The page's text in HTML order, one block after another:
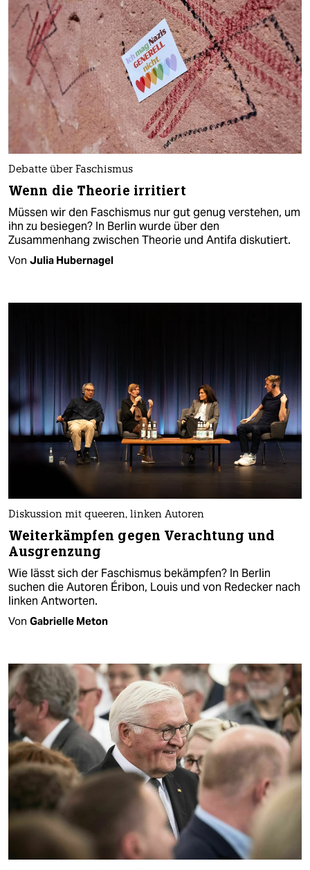
Debatte über Faschismus
Wenn die Theorie irritiert
Müssen wir den Faschismus nur gut genug verstehen, um
ihn zu besiegen? In Berlin wurde über den
Zusammenhang zwischen Theorie und Antifa diskutiert.
Von Julia Hubernagel
Diskussion mit queeren, linken Autoren
Weiterkämpfen gegen Verachtung und
Ausgrenzung
Wie lässt sich der Faschismus bekämpfen? In Berlin
suchen die Autoren Éribon, Louis und von Redecker nach
linken Antworten.
Von Gabrielle Meton